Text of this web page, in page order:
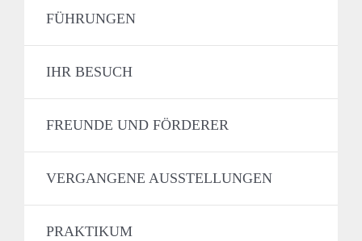
FÜHRUNGEN
IHR BESUCH
FREUNDE UND FÖRDERER
VERGANGENE AUSSTELLUNGEN
PRAKTIKUM